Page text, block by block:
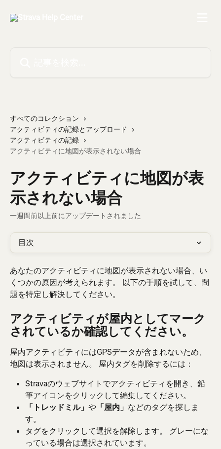
すべてのコレクション
アクティビティの記録とアップロード
アクティビティの記録
アクティビティに地図が表示されない場合
アクティビティに地図が表
示されない場合
一週間前以上前にアップデートされました
目次
あなたのアクティビティに地図が表示されない場合、い
くつかの原因が考えられます。 以下の手順を試して、問
題を特定し解決してください。
アクティビティが屋内としてマーク
されているか確認してください。
屋内アクティビティにはGPSデータが含まれないため、
地図は表示されません。 屋内タグを削除するには：
Stravaのウェブサイトでアクティビティを開き、鉛
筆アイコンをクリックして編集してください。
「トレッドミル」 や 「屋内」 などのタグを探しま
す。
タグをクリックして選択を解除します。 グレーにな
っている場合は選択されています。